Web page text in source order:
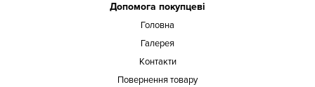
Допомога покупцеві
Головна
Галерея
Контакти
Повернення товару